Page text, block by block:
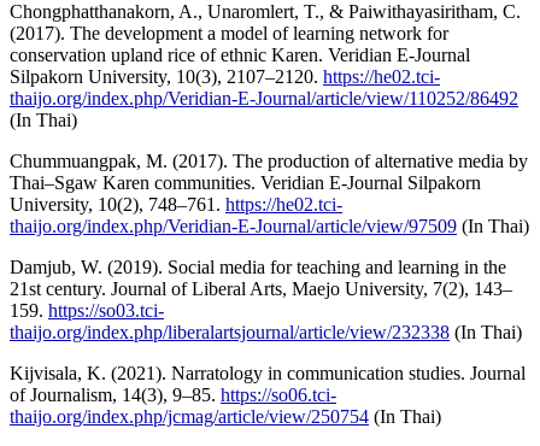
Chongphatthanakorn, A., Unaromlert, T., & Paiwithayasiritham, C.
(2017). The development a model of learning network for
conservation upland rice of ethnic Karen. Veridian E-Journal
Silpakorn University, 10(3), 2107–2120. https://he02.tci-
thaijo.org/index.php/Veridian-E-Journal/article/view/110252/86492
(In Thai)
Chummuangpak, M. (2017). The production of alternative media by
Thai–Sgaw Karen communities. Veridian E-Journal Silpakorn
University, 10(2), 748–761. https://he02.tci-
thaijo.org/index.php/Veridian-E-Journal/article/view/97509 (In Thai)
Damjub, W. (2019). Social media for teaching and learning in the
21st century. Journal of Liberal Arts, Maejo University, 7(2), 143–
159. https://so03.tci-
thaijo.org/index.php/liberalartsjournal/article/view/232338 (In Thai)
Kijvisala, K. (2021). Narratology in communication studies. Journal
of Journalism, 14(3), 9–85. https://so06.tci-
thaijo.org/index.php/jcmag/article/view/250754 (In Thai)